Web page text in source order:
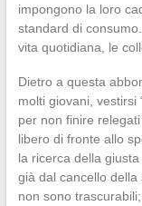
impongono la loro
standard di
vita quotidiana, le
Dietro a questa
molti giovani, vestirsi
per non finire
libero di fronte allo
la ricerca della
già dal cancello
non sono